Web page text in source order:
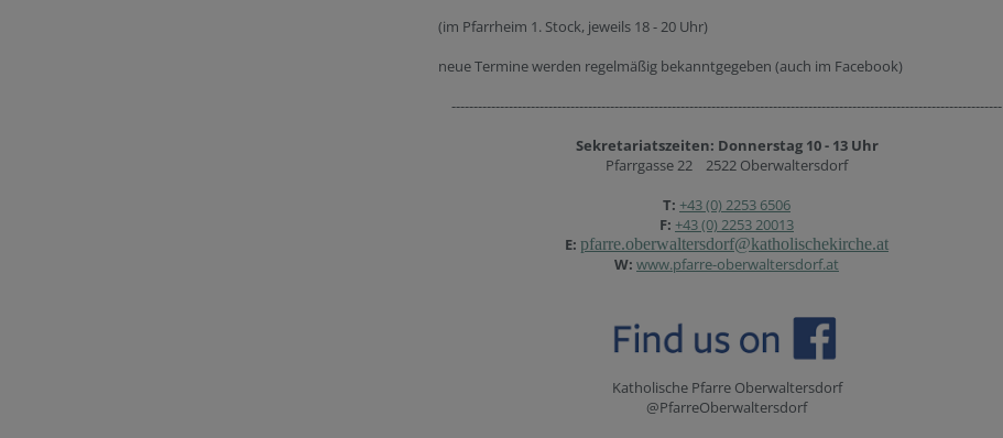
(im Pfarrheim 1. Stock, jeweils 18 - 20 Uhr)
neue Termine werden regelmäßig bekanntgegeben (auch im Facebook)
-----------------------------------------------------------------------------------------------------------------------------
Sekretariatszeiten: Donnerstag 10 - 13 Uhr
Pfarrgasse 22 2522 Oberwaltersdorf
T: +43 (0) 2253 6506
F: +43 (0) 2253 20013
E: pfarre.oberwaltersdorf@katholischekirche.at
W: www.pfarre-oberwaltersdorf.at
Katholische Pfarre Oberwaltersdorf
@PfarreOberwaltersdorf